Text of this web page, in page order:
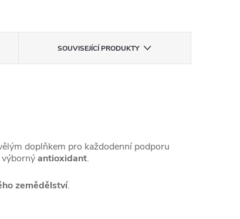
SOUVISEJÍCÍ PRODUKTY
doplňkem pro každodenní podporu
antioxidant.
zemědělství.